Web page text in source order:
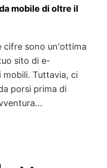
mobile di oltre il
cifre sono un'ottima
sito di e-
Tuttavia, ci
porsi prima di